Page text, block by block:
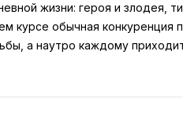
жизни: героя и злодея,
курсе обычная
а наутро каждому
невиновности